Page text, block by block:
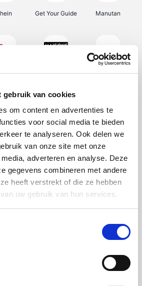
gebruik van cookies
om content en advertenties te
voor social media te bieden
te analyseren. Ook delen we
van onze site met onze
adverteren en analyse. Deze
gegevens combineren met andere
heeft verstrekt of die ze hebben
uw gebruik van hun services.
Get Your Guide Manutan
Schiesser Interhome
Lufthansa